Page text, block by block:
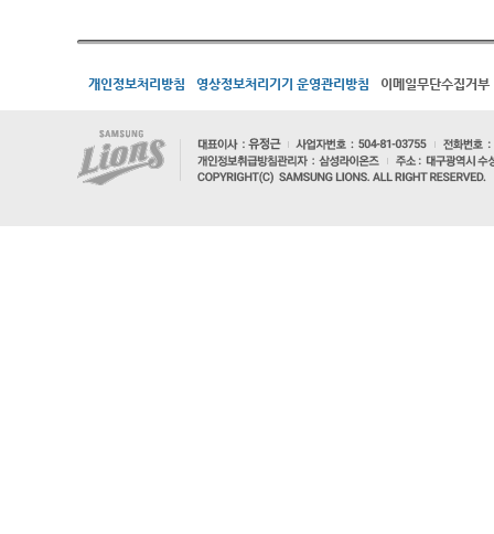
개인정보처리방침 영상정보처리기기 운영관리방침 이메일무단수집거부